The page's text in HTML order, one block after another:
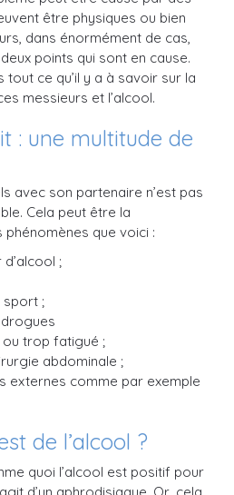
être physiques ou bien
dans énormément de cas,
points qui sont en cause.
ce qu’il y a à savoir sur la
messieurs et l’alcool.
: une multitude de
avec son partenaire n’est pas
Cela peut être la
que voici :
;
sport ;
trop fatigué ;
abdominale ;
externes comme par exemple
de l’alcool ?
quoi l’alcool est positif pour